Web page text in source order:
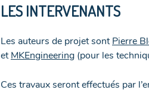
LES INTERVENANTS
Les auteurs de projet sontPierre
etMKEngineering (pour les
Ces travaux seront effectués par